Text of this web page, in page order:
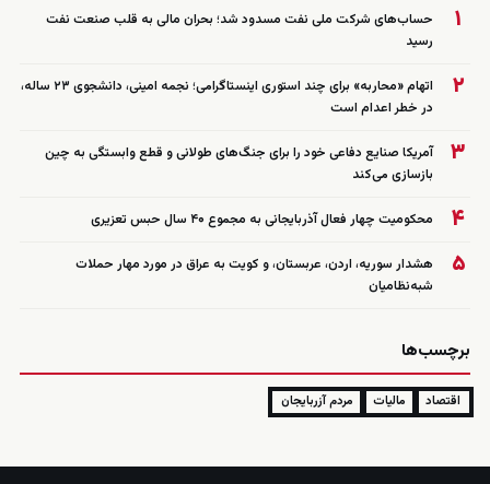
۱
حساب‌های شرکت ملی نفت مسدود شد؛ بحران مالی به قلب صنعت نفت
رسید
۲
اتهام «محاربه» برای چند استوری اینستاگرامی؛ نجمه امینی، دانشجوی ۲۳ ساله،
در خطر اعدام است
۳
آمریکا صنایع دفاعی خود را برای جنگ‌های طولانی و قطع وابستگی به چین
بازسازی می‌کند
۴ محکومیت چهار فعال آذربایجانی به مجموع ۴۰ سال حبس تعزیری
۵
هشدار سوریه، اردن، عربستان، و کویت به عراق در مورد مهار حملات
شبه‌نظامیان
برچسب‌ها
اقتصاد مالیات مردم آزربایجان